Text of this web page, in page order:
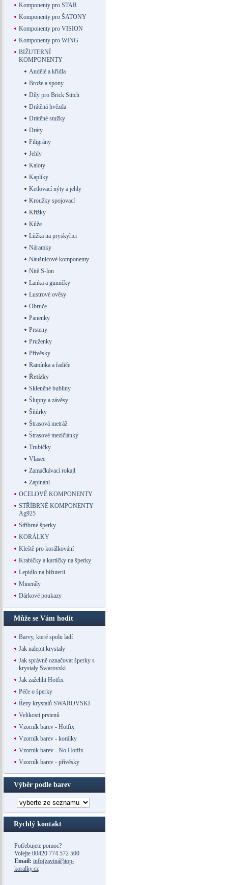
Komponenty pro STAR
Komponenty pro ŠATONY
Komponenty pro VISION
Komponenty pro WING
BIŽUTERNÍ
KOMPONENTY
Andělé a křídla
Brože a spony
Díly pro Brick Stitch
Drátěná hvězda
Drátěné stužky
Dráty
Filigrány
Jehly
Kaloty
Kaplíky
Ketlovací nýty a jehly
Kroužky spojovací
Křížky
Kůže
Lůžka na pryskyřici
Náramky
Náušnicové komponenty
Nitě S-lon
Lanka a gumičky
Lustrové ověsy
Obruče
Panenky
Prsteny
Pruženky
Přívěsky
Ramínka a řadiče
Řetízky
Skleněné bubliny
Šlupny a závěsy
Šňůrky
Štrasová metráž
Štrasové mezičlánky
Trubičky
Vlasec
Zamačkávací rokajl
Zapínání
OCELOVÉ KOMPONENTY
STŘÍBRNÉ KOMPONENTY
Ag925
Stříbrné šperky
KORÁLKY
Kleště pro korálkování
Krabičky a kartičky na šperky
Lepidlo na bižuterii
Minerály
Dárkové poukazy
Může se Vám hodit
Barvy, které spolu ladí
Jak nalepit krystaly
Jak správně označovat šperky s
krystaly Swarovski
Jak zažehlit Hotfix
Péče o šperky
Řezy krystalů SWAROVSKI
Velikosti prstenů
Vzorník barev - Hotfix
Vzorník barev - korálky
Vzorník barev - No Hotfix
Vzorník barev - přívěsky
Výběr podle barev
Rychlý kontakt
Potřebujete pomoc?
Volejte 00420 774 572 500
Email: info(zavináč)top-
koralky.cz